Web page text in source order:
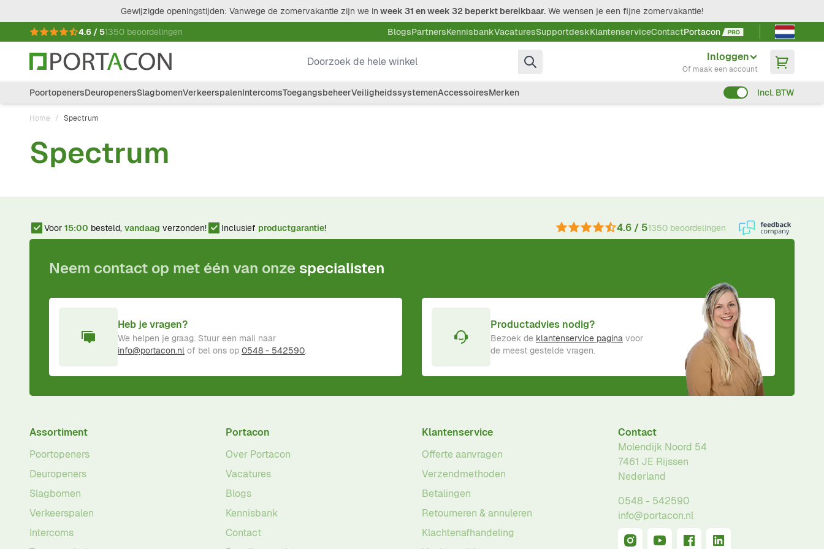
Gewijzigde openingstijden: Vanwege de zomervakantie zijn we in week 31 en week 32 beperkt bereikbaar. We wensen je een fijne zomervakantie!
4.6 / 51350 beoordelingen BlogsPartnersKennisbankVacaturesSupportdeskKlantenserviceContactPortacon
Taal kiezen
Doorzoek de hele winkel
Inloggen
Of maak een account
PoortopenersDeuropenersSlagbomenVerkeerspalenIntercomsToegangsbeheerVeiligheidssystemenAccessoiresMerken Incl. BTW
Home / Spectrum
Spectrum
Voor 15:00 besteld, vandaag verzonden! Inclusief productgarantie! 4.6 / 51350 beoordelingen
Neem contact op met één van onze specialisten
Heb je vragen?
We helpen je graag. Stuur een mail naar
info@portacon.nl of bel ons op 0548 - 542590.
Productadvies nodig?
Bezoek de klantenservice pagina voor
de meest gestelde vragen.
Assortiment
Poortopeners
Deuropeners
Slagbomen
Verkeerspalen
Intercoms
Portacon
Over Portacon
Vacatures
Blogs
Kennisbank
Contact
Klantenservice
Offerte aanvragen
Verzendmethoden
Betalingen
Retourneren & annuleren
Klachtenafhandeling
Contact
Molendijk Noord 54
7461 JE Rijssen
Nederland
0548 - 542590
info@portacon.nl